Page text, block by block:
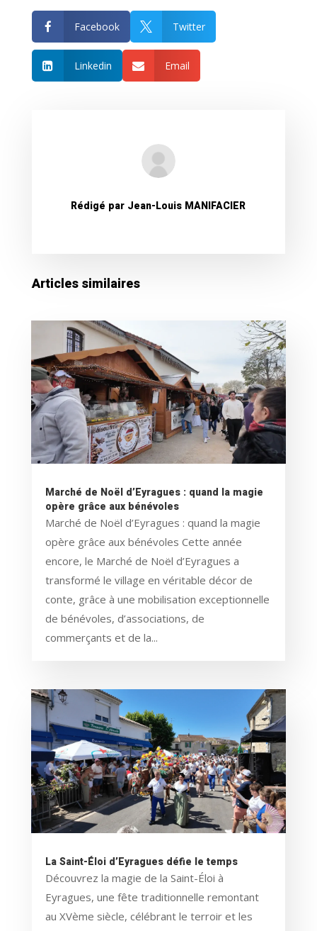
 Facebook  Twitter
 Linkedin  Email
Rédigé par Jean-Louis MANIFACIER
Articles similaires
Marché de Noël d’Eyragues : quand la magie
opère grâce aux bénévoles
Marché de Noël d’Eyragues : quand la magie
opère grâce aux bénévoles Cette année
encore, le Marché de Noël d’Eyragues a
transformé le village en véritable décor de
conte, grâce à une mobilisation exceptionnelle
de bénévoles, d’associations, de
commerçants et de la...
La Saint-Éloi d’Eyragues défie le temps
Découvrez la magie de la Saint-Éloi à
Eyragues, une fête traditionnelle remontant
au XVème siècle, célébrant le terroir et les